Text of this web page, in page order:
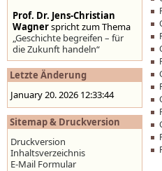
Prof. Dr. Jens-Christian
Wagnerspricht zum Thema
„Geschichte begreifen – für
die Zukunft handeln“
Stolpersteine auf der
Homepage der Stadt
Emden ,www.emden.de
Letzte Änderung
January 20. 2026 12:33:44
Sitemap & Druckversion
Druckversion
Inhaltsverzeichnis
E-Mail Formular